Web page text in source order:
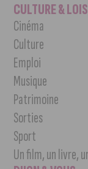
CULTURE &
Cinéma
Culture
Emploi
Musique
Patrimoine
Sorties
Sport
Un film, un livre,